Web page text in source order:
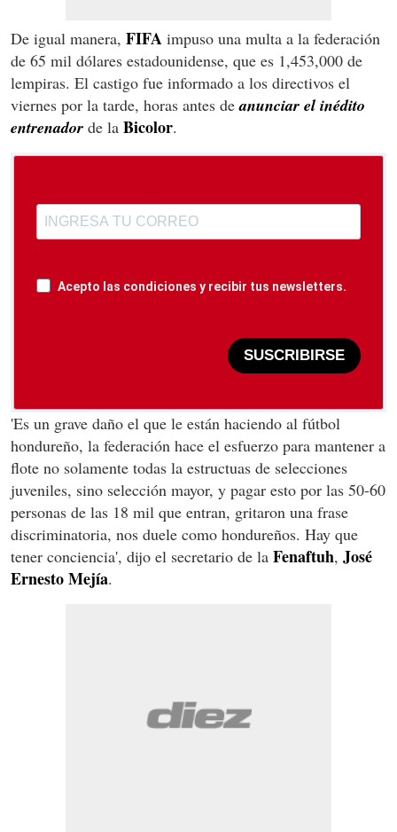
De igual manera, FIFA impuso una multa a la federación
de 65 mil dólares estadounidense, que es 1,453,000 de
lempiras. El castigo fue informado a los directivos el
viernes por la tarde, horas antes deanunciar el inédito
entrenador de la Bicolor.
Acepto las condiciones y recibir tus newsletters.
SUSCRIBIRSE
'Es un grave daño el que le están haciendo al fútbol
hondureño, la federación hace el esfuerzo para mantener a
flote no solamente todas la estructuas de selecciones
juveniles, sino selección mayor, y pagar esto por las 50-60
personas de las 18 mil que entran, gritaron una frase
discriminatoria, nos duele como hondureños. Hay que
tener conciencia', dijo el secretario de la Fenaftuh, José
Ernesto Mejía.